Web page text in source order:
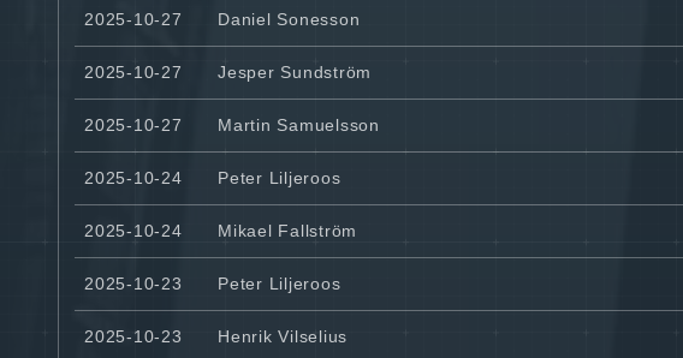
2025-10-27 Daniel Sonesson
2025-10-27 Jesper Sundström
2025-10-27 Martin Samuelsson
2025-10-24 Peter Liljeroos
2025-10-24 Mikael Fallström
2025-10-23 Peter Liljeroos
2025-10-23 Henrik Vilselius